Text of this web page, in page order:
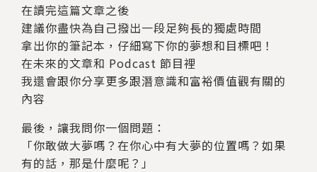
在讀完這篇文章之後
建議你盡快為自己撥出一段足夠長的獨處時間
拿出你的筆記本，仔細寫下你的夢想和目標吧！
在未來的文章和 Podcast 節目裡
我還會跟你分享更多跟潛意識和富裕價值觀有關的
內容
最後，讓我問你一個問題：
「你敢做大夢嗎？在你心中有大夢的位置嗎？如果
有的話，那是什麼呢？」